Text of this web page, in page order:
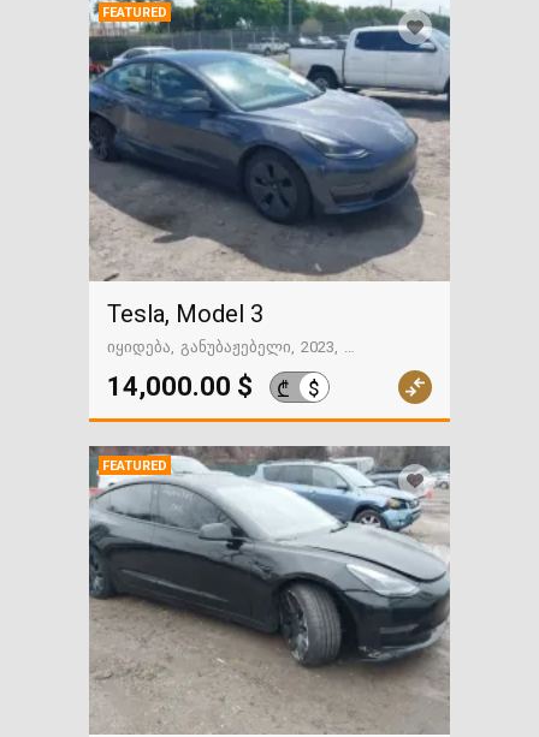
FEATURED
Tesla, Model 3
იყიდება განუბაჟებელი 2023
გზაში. საქართველოსკენ
14,000.00 $ ₾ $
FEATURED